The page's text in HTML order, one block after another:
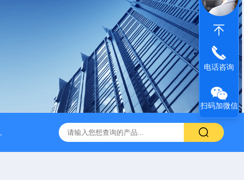
APS-7050E 交流电源 固纬 GSP-730 频谱分析仪 艾睿光电
电话咨询
扫码加微信